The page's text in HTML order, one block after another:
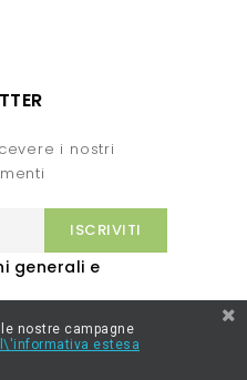
i nostri
generali e
nostre campagne
estesa